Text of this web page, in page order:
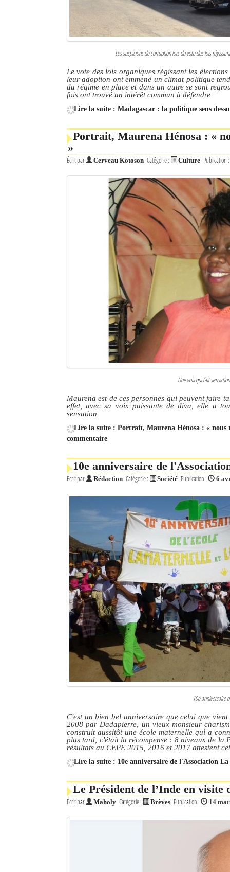
Les suspicions de corruption lors du vote des lois
Le vote des lois organiques régissant les
leur adoption ont emmené un climat politique
du régime en place et dans un autre se sont
fois ont trouvé un intérêt commun à défendre
Lire la suite : Madagascar : la politique sens
Portrait, Maurena Hénosa : «
»
Écrit par Cerveau Kotoson Catégorie : Culture Publication :
Une voix qui fait
Maurena est de ces personnes qui peuvent faire
effet, avec sa voix puissante de diva, elle a
sensation
Lire la suite : Portrait, Maurena Hénosa : « nous
commentaire
10e anniversaire de
Écrit par Rédaction Catégorie : Société Publication : 6
10e anniversaire
C'est un bien bel anniversaire que celui que
2008 par Dadapierre, un vieux monsieur
construit aussitôt une école maternelle qui a
plus tard, c'était la récompense : 8 niveaux de la
résultats au CEPE 2015, 2016 et 2017 attestent
Lire la suite : 10e anniversaire de l'Association
Le Président de l’Inde en visite
Écrit par Maholy Catégorie : Brèves Publication : 14